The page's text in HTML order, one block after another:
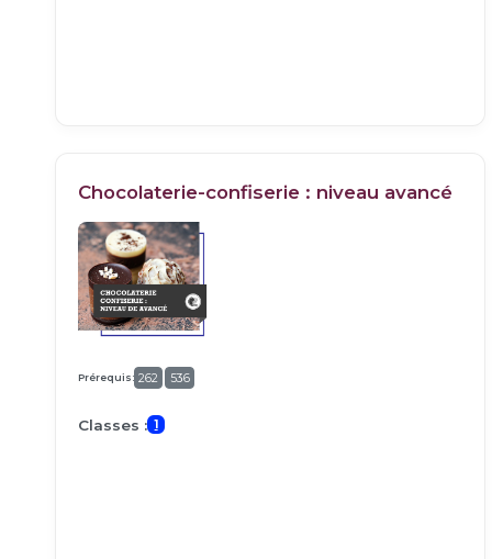
Chocolaterie-confiserie : niveau avancé
Prérequis: 262 536
Classes : 1